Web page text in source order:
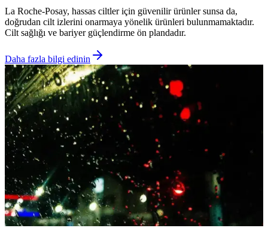
La Roche-Posay, hassas ciltler için güvenilir ürünler sunsa da,
doğrudan cilt izlerini onarmaya yönelik ürünleri bulunmamaktadır.
Cilt sağlığı ve bariyer güçlendirme ön plandadır.
Daha fazla bilgi edinin